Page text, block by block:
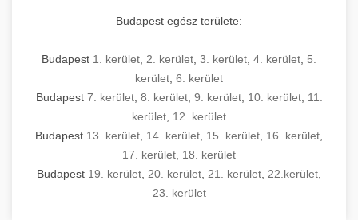
Ipari mosogatógépek teljes kínálata -
kereskedelmi mosogatógép és tisztítóberendezések
számára.
Sajtreszelő gépek szakmai választéka -
chef-iparikonyhagepek.hu
kereskedelmi sajtreszelő és aprítógépek
kiegészítő eszközökig mindent egy helyen
megtalál. Szakértő tanácsadóink segítenek a
megfelelő berendezések kiválasztásában, a
konyha optimális elrendezésének
megtervezésében, valamint a telepítés és az
üzembe helyezés koordinálásában. Hosszú távú
garancia, gyors szerviz és folyamatos műszaki
támogatás biztosítja az Ön nyugalmát és
Budapest egész területe:
Budapest 1. kerület 2. kerület 3. kerület 4. kerület 5.
kerület 6. kerület
Budapest 7. kerület, 8. kerület, 9. kerület, 10. kerület, 11.
kerület 12. kerület
Budapest 13. kerület 14. kerület 15. kerület 16. kerület
17. kerület 18. kerület
Budapest 19. kerület 20. kerület 21. kerület 22.kerület
23. kerület